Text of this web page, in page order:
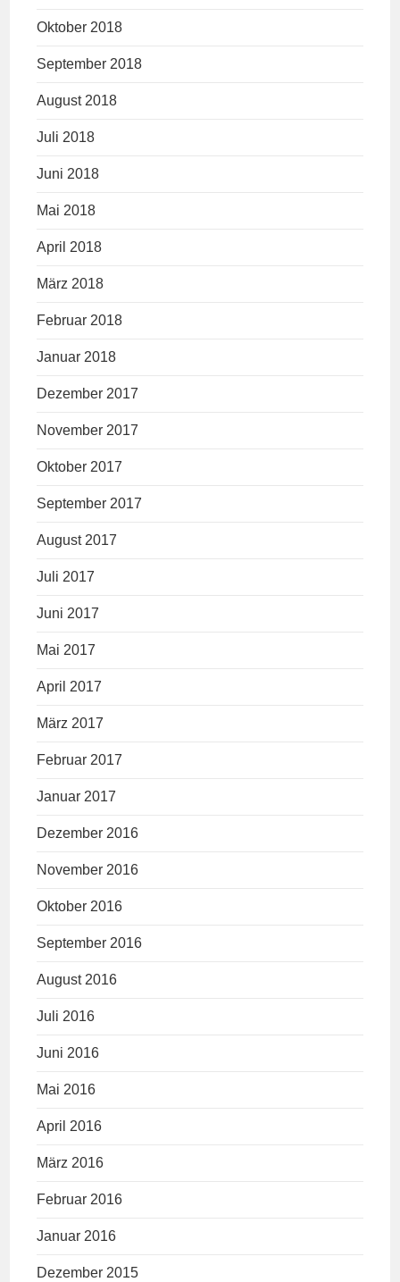
Oktober 2018
September 2018
August 2018
Juli 2018
Juni 2018
Mai 2018
April 2018
März 2018
Februar 2018
Januar 2018
Dezember 2017
November 2017
Oktober 2017
September 2017
August 2017
Juli 2017
Juni 2017
Mai 2017
April 2017
März 2017
Februar 2017
Januar 2017
Dezember 2016
November 2016
Oktober 2016
September 2016
August 2016
Juli 2016
Juni 2016
Mai 2016
April 2016
März 2016
Februar 2016
Januar 2016
Dezember 2015